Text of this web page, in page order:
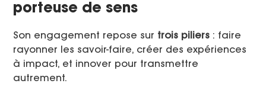
porteuse de sens
Son engagement repose sur trois piliers : faire
rayonner les savoir-faire, créer des expériences
à impact, et innover pour transmettre
autrement.